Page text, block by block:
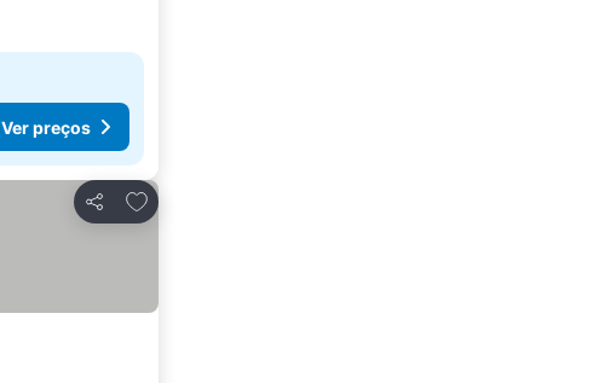
Ver preços
Partilhar
Adicionar aos favoritos